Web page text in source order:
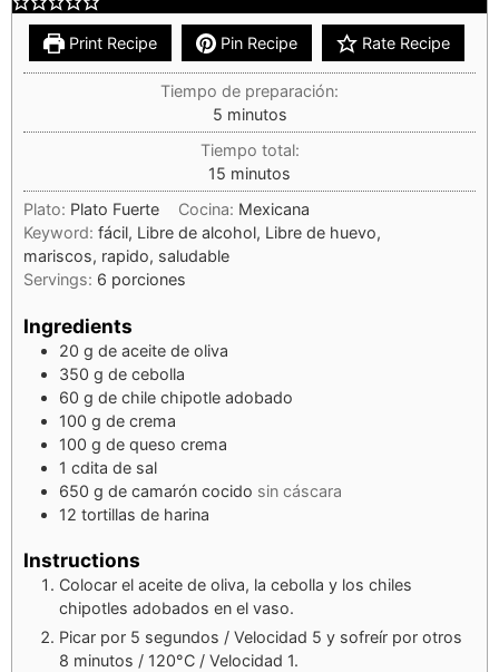
Print Recipe Pin Recipe Rate Recipe
Tiempo de preparación:
5 minutos
Tiempo total:
15 minutos
Plato: Plato Fuerte Cocina: Mexicana
Keyword: fácil, Libre de alcohol, Libre de huevo,
mariscos, rapido, saludable
Servings: 6 porciones
Ingredients
20 g de aceite de oliva
350 g de cebolla
60 g de chile chipotle adobado
100 g de crema
100 g de queso crema
1 cdita de sal
650 g de camarón cocido sin cáscara
12 tortillas de harina
Instructions
Colocar el aceite de oliva, la cebolla y los chiles
chipotles adobados en el vaso.
Picar por 5 segundos / Velocidad 5 y sofreír por otros
8 minutos / 120°C / Velocidad 1.